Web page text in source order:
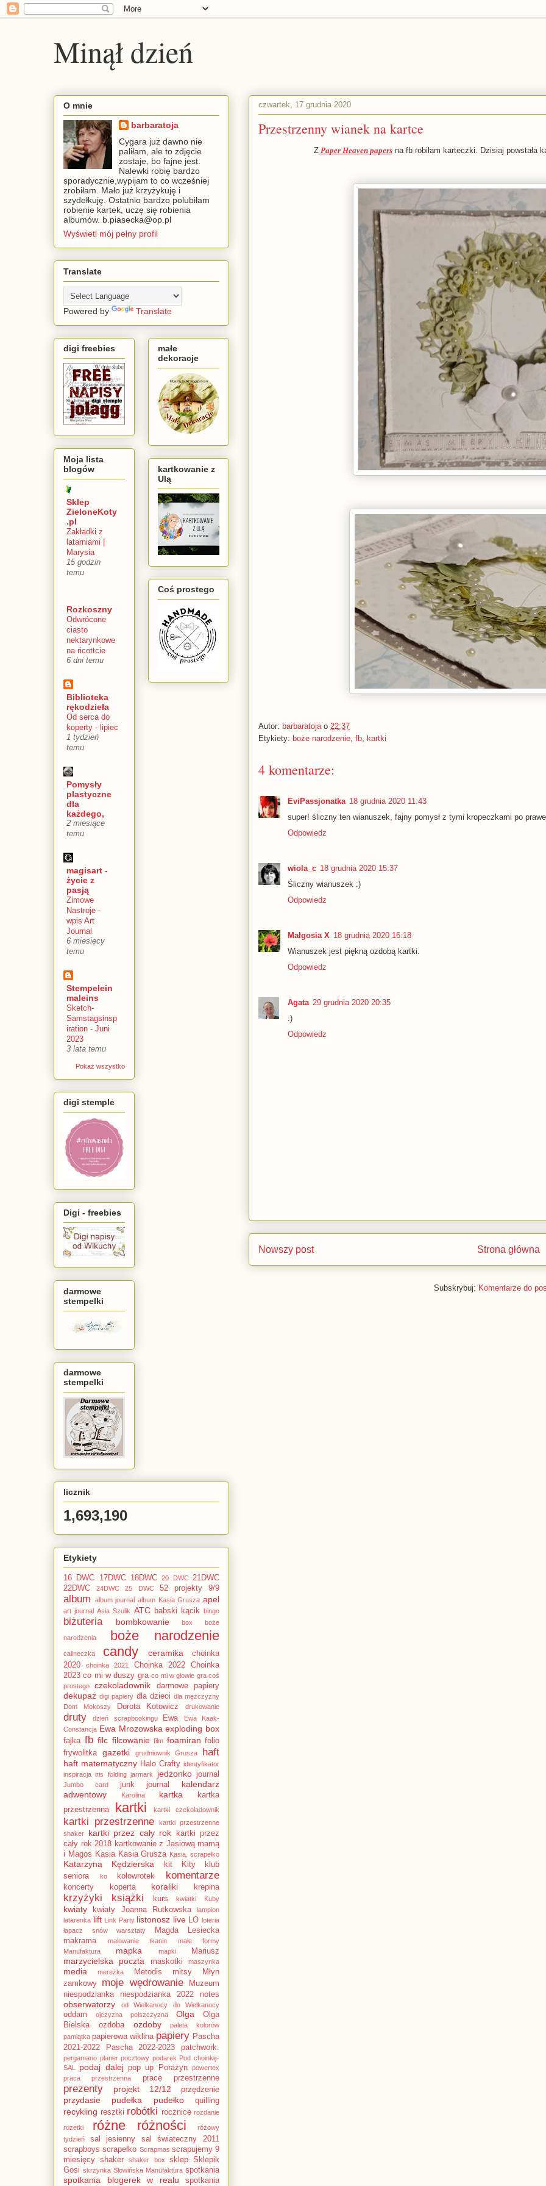
Minął dzień
czwartek, 17 grudnia 2020
Przestrzenny wianek na kartce
Z Paper Heaven papersna fb robiłam karteczki. Dzisiaj powstała
Autor: barbaratoja o 22:37
Etykiety: boże narodzenie fb kartki
4 komentarze:
EviPassjonatka 18 grudnia 2020 11:43
super! śliczny ten wianuszek, fajny pomysł z tymi kropeczkami po
Odpowiedz
wiola_c 18 grudnia 2020 15:37
Śliczny wianuszek :)
Odpowiedz
Małgosia X 18 grudnia 2020 16:18
Wianuszek jest piękną ozdobą kartki.
Odpowiedz
Agata 29 grudnia 2020 20:35
:)
Odpowiedz
Nowszy post Strona główna
Subskrybuj: Komentarze do
O mnie
barbaratoja
Cygara już dawno nie
paliłam, ale to zdjęcie
zostaje, bo fajne jest.
Nalewki robię bardzo
sporadycznie,wypijam to co wcześniej
zrobiłam. Mało już krzyżykuję i
szydełkuję. Ostatnio bardzo polubiłam
robienie kartek, uczę się robienia
albumów. b.piasecka@op.pl
Wyświetl mój pełny profil
Translate
Powered by Translate
digi freebies
Moja lista
blogów
Sklep
ZieloneKoty
.pl
Zakładki z
latarniami |
Marysia
15 godzin
temu
Rozkoszny
Odwrócone
ciasto
nektarynkowe
na ricottcie
6 dni temu
Biblioteka
rękodzieła
Od serca do
koperty - lipiec
1 tydzień
temu
Pomysły
plastyczne
dla
każdego,
2 miesiące
temu
magisart -
życie z
pasją
Zimowe
Nastroje -
wpis Art
Journal
6 miesięcy
temu
Stempelein
maleins
Sketch-
Samstagsinsp
iration - Juni
2023
3 lata temu
Pokaż wszystko
digi stemple
Digi - freebies
darmowe
stempelki
darmowe
stempelki
małe
dekoracje
kartkowanie z
Ulą
Coś prostego
licznik
1,693,190
Etykiety
16 DWC 17DWC 18DWC 20 DWC
21DWC
22DWC
24DWC 25 DWC 52 projekty 9/9
album album journal album Kasia Grusza apel
art journal Asia Szulik ATC babski kącik bingo
biżuteria bombkowanie box boże
narodzenia boże narodzenie
calineczka candy ceramika
choinka
2020
choinka 2021 Choinka 2022
Choinka
2023 co mi w duszy gra co mi w głowie gra coś
prostego
czekoladownik darmowe papiery
dekupaż digi papiery dla dzieci dla mężczyzny
Dom Mokoszy
Dorota Kotowicz drukowanie
druty dzień scrapbookingu Ewa
Ewa Kaak-
Constancja Ewa Mrozowska exploding box
fajka fb filc filcowanie film foamiran folio
frywolitka
gazetki grudniownik Grusza haft
haft matematyczny Halo Crafty identyfikator
inspiracja iris folding jarmark jedzonko journal
Jumbo card junk journal
kalendarz
adwentowy
Karolina kartka
kartka
przestrzenna
kartki kartki czekoladownik
kartki przestrzenne
kartki przestrzenne
shaker
kartki przez cały rok
kartki przez
cały rok 2018 kartkowanie z Jasiową mamą
i Magos Kasia Kasia Grusza Kasia. scrapełko
Katarzyna Kędzierska kit Kity
klub
seniora
ko kołowrotek komentarze
koncerty koperta koraliki krepina
krzyżyki książki kurs kwiatki Kuby
kwiaty kwiaty Joanna Rutkowska
lampion
latarenka lift Link Party listonosz live LO loteria
łapacz snów warsztaty
Magda Lesiecka
makrama
malowanie tkanin
małe formy
Manufaktura
mapka mapki Mariusz
marzycielska poczta maskotki maszynka
media mereżka Metodis mitsy
Młyn
zamkowy
moje wędrowanie
Muzeum
niespodzianka
niespodzianka 2022 notes
obserwatorzy od Wielkanocy do Wielkanocy
oddam ojczyzna polszczyzna Olga
Olga
Bielska
ozdoba ozdoby
paleta kolorów
pamiątka papierowa wiklina papiery Pascha
2021-2022
Pascha 2022-2023 patchwork.
pergamano planer pocztowy podarek Pod choinkę-
SAL
podaj dalej pop up Porażyn
powertex
praca przestrzenna
prace przestrzenne
prezenty projekt 12/12 przędzenie
przydasie pudełka pudełko quilling
recykling resztki robótki rocznice rozdanie
rozetki różne różności
różowy
tydzień
sal jesienny
sal świateczny 2011
scrapboys scrapełko Scrapmas scrapujemy 9
miesięcy shaker shaker box sklep Sklepik
Gosi skrzynka Słowińska Manufaktura spotkania
spotkania blogerek w realu spotkania